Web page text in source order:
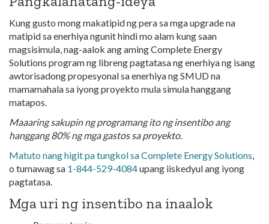
Kung gusto mong makatipid ng pera sa mga upgrade na
matipid sa enerhiya ngunit hindi mo alam kung saan
magsisimula, nag-aalok ang aming Complete Energy
Solutions program ng libreng pagtatasa ng enerhiya ng isang
awtorisadong propesyonal sa enerhiya ng SMUD na
mamamahala sa iyong proyekto mula simula hanggang
matapos.
Maaaring sakupin ng programang ito ng insentibo ang
hanggang 80% ng mga gastos sa proyekto.
Matuto nang higit pa tungkol sa Complete Energy Solutions,
o tumawag sa 1-844-529-4084upang iiskedyul ang iyong
pagtatasa.
Mga uri ng insentibo na inaalok